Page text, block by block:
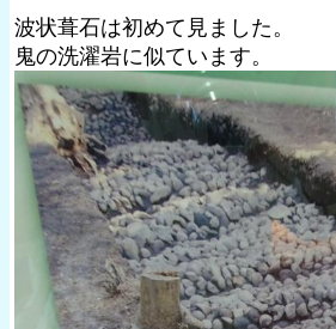
波状葺石は初めて見ました。
鬼の洗濯岩に似ています。